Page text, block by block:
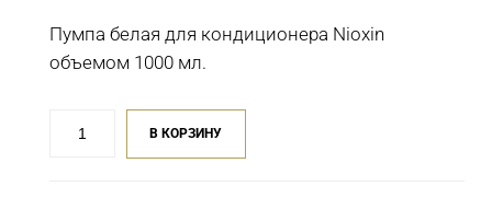
Пумпа белая для кондиционера Nioxin
объемом 1000 мл.
В КОРЗИНУ